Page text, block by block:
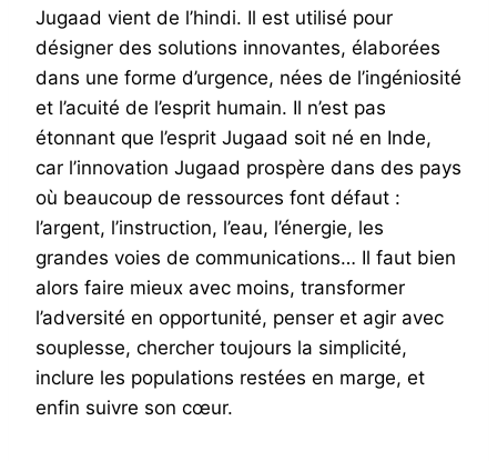
Jugaad vient de l’hindi. Il est utilisé pour
désigner des solutions innovantes, élaborées
dans une forme d’urgence, nées de l’ingéniosité
et l’acuité de l’esprit humain. Il n’est pas
étonnant que l’esprit Jugaad soit né en Inde,
car l’innovation Jugaad prospère dans des pays
où beaucoup de ressources font défaut :
l’argent, l’instruction, l’eau, l’énergie, les
grandes voies de communications… Il faut bien
alors faire mieux avec moins, transformer
l’adversité en opportunité, penser et agir avec
souplesse, chercher toujours la simplicité,
inclure les populations restées en marge, et
enfin suivre son cœur.